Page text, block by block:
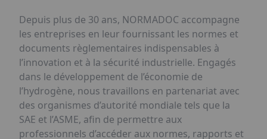
Depuis plus de 30 ans, NORMADOC accompagne
les entreprises en leur fournissant les normes et
documents règlementaires indispensables à
l’innovation et à la sécurité industrielle. Engagés
dans le développement de l’économie de
l’hydrogène, nous travaillons en partenariat avec
des organismes d’autorité mondiale tels que la
SAE et l’ASME, afin de permettre aux
professionnels d’accéder aux normes, rapports et